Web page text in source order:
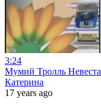
3:24
Мумий Тролль Невеста
Катерина
17 years ago